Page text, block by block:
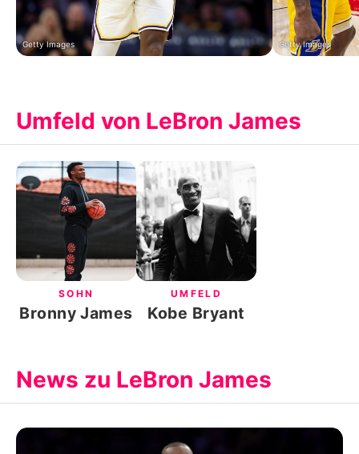
Getty Images Getty Images
Umfeld von LeBron James
SOHN
Bronny James
UMFELD
Kobe Bryant
News zu LeBron James